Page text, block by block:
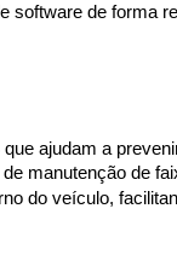
de forma
ajudam a
manutenção de
do veículo,